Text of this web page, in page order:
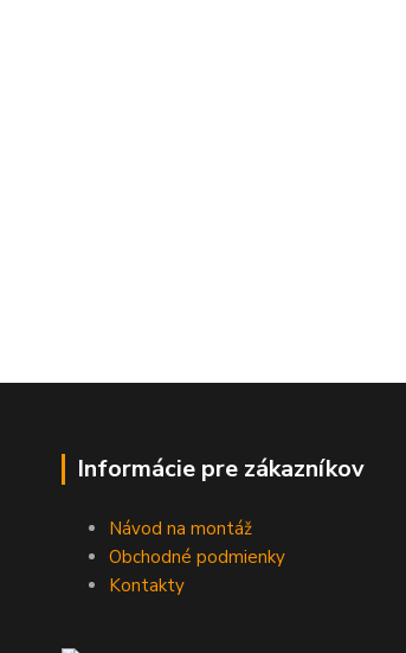
Informácie pre zákazníkov
Návod na montáž
Obchodné podmienky
Kontakty